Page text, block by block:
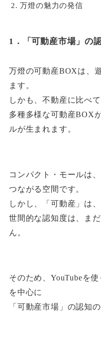
万燈の魅力の発信
1．「可動産市場」の
万燈の可動産BOXは、
ます。
しかも、不動産に比べて
多種多様な可動産BOX
ルが生まれます。
コンパクト・モールは
つながる空間です。
しかし、「可動産」は
世間的な認知度は、ま
ん。
そのため、YouTubeを
を中心に
「可動産市場」の認知